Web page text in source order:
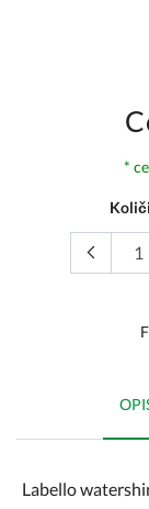
*
Labello